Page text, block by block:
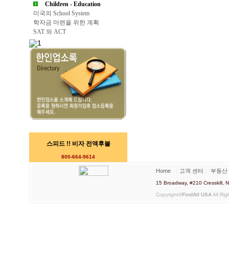
Children - Education
미국의 School System
학자금 마련을 위한 계획
SAT 와 ACT
스피드 !! 비자 전액후불
800-664-9614
Home 고객 센터 부동산
15 Broadway, #210 Cresskill,
Copyright©FindAll USAAll